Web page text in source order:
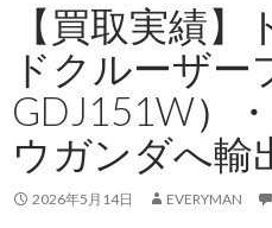
【買取実績
ドクルーザー
GDJ151W）
ウガンダへ輸
2026年5月14日 EVERYMAN